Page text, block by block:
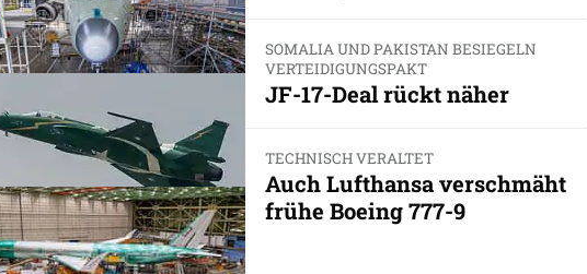
SOMALIA UND PAKISTAN BESIEGELN
VERTEIDIGUNGSPAKT
JF-17-Deal rückt näher
TECHNISCH VERALTET
Auch Lufthansa verschmäht
frühe Boeing 777-9